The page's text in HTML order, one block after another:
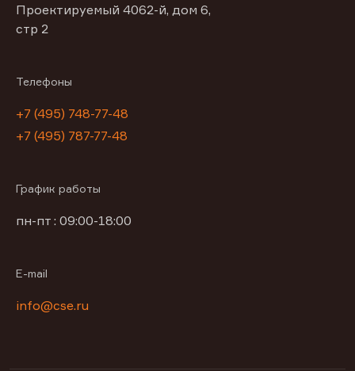
Проектируемый 4062-й, дом 6,
стр 2
Телефоны
+7 (495) 748-77-48
+7 (495) 787-77-48
График работы
пн-пт : 09:00-18:00
E-mail
info@cse.ru